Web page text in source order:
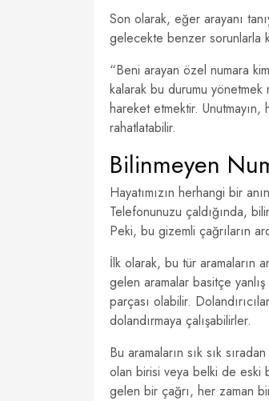
Son olarak, eğer arayanı
gelecekte benzer sorunlarla
“Beni arayan özel numara
kalarak bu durumu yönetmek
hareket etmektir.
rahatlatabilir.
Bilinmeyen
Hayatımızın herhangi bir
Telefonunuzu çaldığında,
Peki, bu gizemli çağrıların
İlk olarak, bu tür aramaların
gelen aramalar basitçe
parçası olabilir.
dolandırmaya çalışabilirler.
Bu aramaların sık sık
olan birisi veya belki de eski
gelen bir çağrı, her zaman